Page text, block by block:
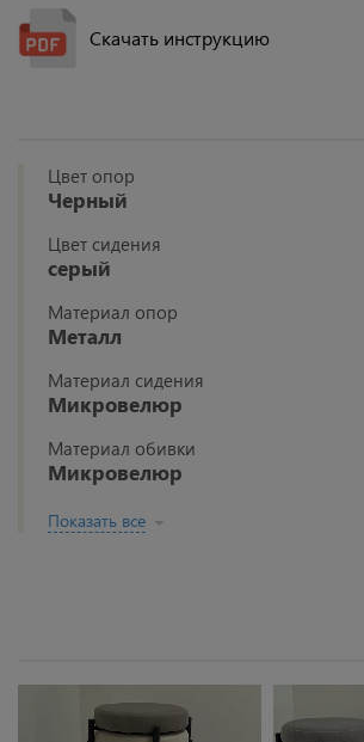
Скачать инструкцию
Цвет опор
Черный
Цвет сидения
серый
Материал опор
Металл
Материал сидения
Микровелюр
Материал обивки
Микровелюр
Показать все